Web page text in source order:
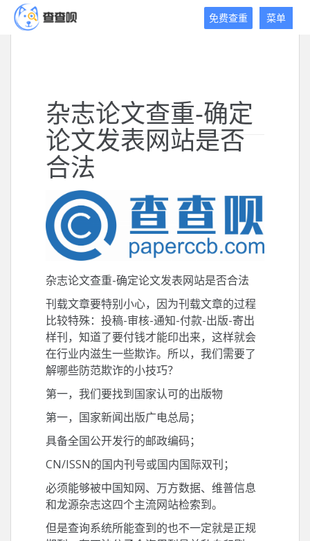
菜单
免费查重
杂志论文查重-确定
论文发表网站是否
合法
2020年12月31日 2020年12月31日
推荐阅读
杂志论文查重-确定论文发表网站是否合法
刊载文章要特别小心，因为刊载文章的过程
比较特殊：投稿-审核-通知-付款-出版-寄出
样刊，知道了要付钱才能印出来，这样就会
在行业内滋生一些欺诈。所以，我们需要了
解哪些防范欺诈的小技巧？
第一，我们要找到国家认可的出版物
第一，国家新闻出版广电总局；
具备全国公开发行的邮政编码；
CN/ISSN的国内刊号或国内国际双刊；
必须能够被中国知网、万方数据、维普信息
和龙源杂志这四个主流网站检索到。
但是查询系统所能查到的也不一定就是正规